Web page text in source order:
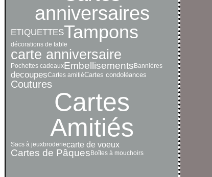
anniversaires
ETIQUETTESTampons
décorations de table
carte anniversaire
Pochettes cadeauxEmbellisements Bannières
decoupesCartes amitiéCartes condoléances
Coutures
Cartes
Amitiés
Sacs à jeuxbroderiecarte de voeux
Cartes de Pâques Boîtes à mouchoirs